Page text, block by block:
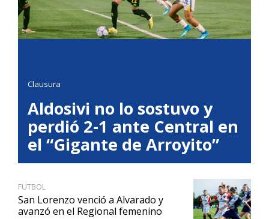
Clausura
Aldosivi no lo sostuvo y
perdió 2-1 ante Central en
el “Gigante de Arroyito”
FUTBOL
San Lorenzo venció a Alvarado y
avanzó en el Regional femenino